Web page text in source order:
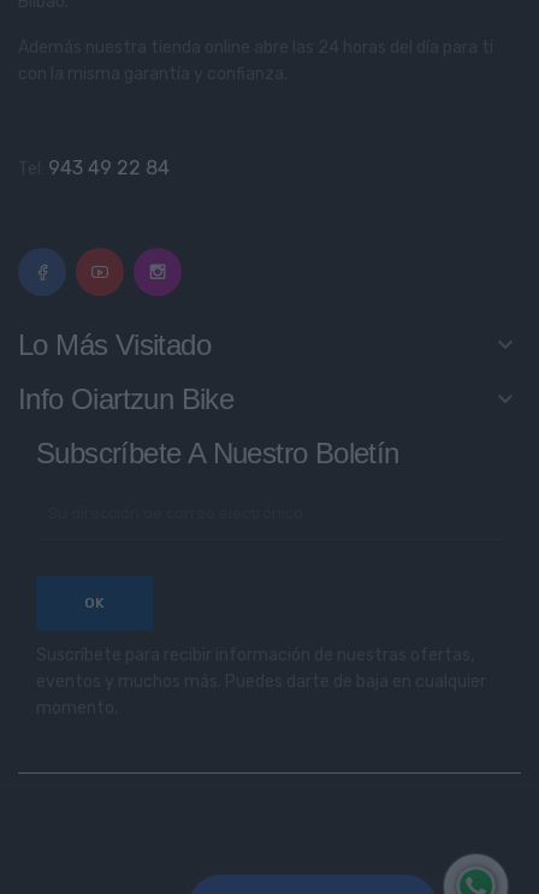
943 49 22 84
Lo Más Visitado keyboard_arrow_down
Info Oiartzun Bike keyboard_arrow_down
Subscríbete A Nuestro Boletín